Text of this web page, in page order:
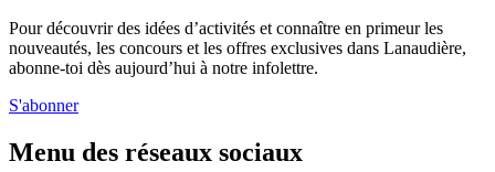
Pour découvrir des idées d’activités et connaître en primeur les
nouveautés, les concours et les offres exclusives dans Lanaudière,
abonne-toi dès aujourd’hui à notre infolettre.
S'abonner
Menu des réseaux sociaux